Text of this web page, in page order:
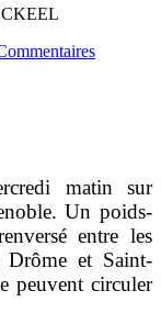
matin sur
Un poids-
entre les
Drôme et Saint-
peuvent circuler